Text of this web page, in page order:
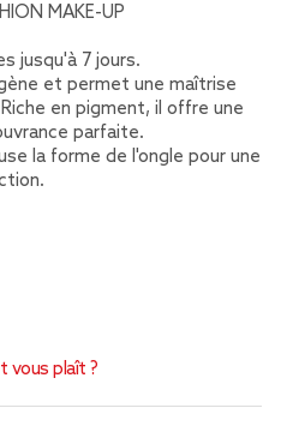
MAKE-UP
jusqu'à 7 jours.
et permet une maîtrise
en pigment, il offre une
parfaite.
la forme de l'ongle pour une
vous plaît ?